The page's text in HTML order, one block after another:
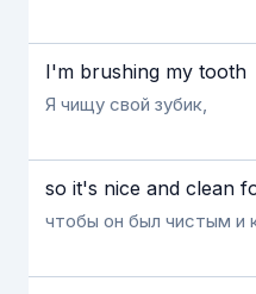
I'm brushing my tooth
Я чищу свой зубик,
so it's nice and clean
чтобы он был чистым и